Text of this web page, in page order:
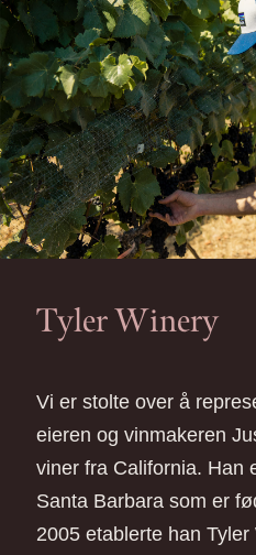
Tyler Winery
Vi er stolte over å
eieren og vinmakeren
viner fra California. Han
Santa Barbara som er
2005 etablerte han